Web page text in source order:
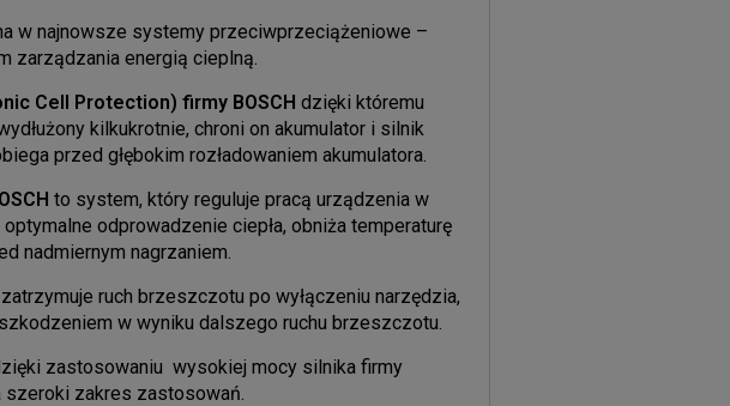
w najnowsze systemy przeciwprzeciążeniowe –
zarządzania energią cieplną.
Cell Protection) firmy BOSCH dzięki któremu
kilkukrotnie, chroni on akumulator i silnik
przed głębokim rozładowaniem akumulatora.
to system, który reguluje pracą urządzenia w
odprowadzenie ciepła, obniża temperaturę
nadmiernym nagrzaniem.
ruch brzeszczotu po wyłączeniu narzędzia,
w wyniku dalszego ruchu brzeszczotu.
zastosowaniu wysokiej mocy silnika firmy
szeroki zakres zastosowań.